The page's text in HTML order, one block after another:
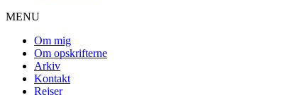
MENU
Om mig
Om opskrifterne
Arkiv
Kontakt
Rejser